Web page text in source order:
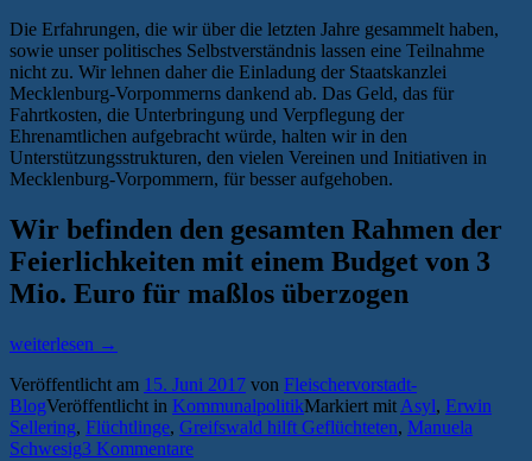
Die Erfahrungen, die wir über die letzten Jahre gesammelt haben,
sowie unser politisches Selbstverständnis lassen eine Teilnahme
nicht zu. Wir lehnen daher die Einladung der Staatskanzlei
Mecklenburg-Vorpommerns dankend ab. Das Geld, das für
Fahrtkosten, die Unterbringung und Verpflegung der
Ehrenamtlichen aufgebracht würde, halten wir in den
Unterstützungsstrukturen, den vielen Vereinen und Initiativen in
Mecklenburg-Vorpommern, für besser aufgehoben.
Wir befinden den gesamten Rahmen der
Feierlichkeiten mit einem Budget von 3
Mio. Euro für maßlos überzogen
„Hilfe
Hilton:
Warum
„Greifswald
hilft
weiterlesen →
Veröffentlicht am 15. Juni 2017 von Fleischervorstadt-
BlogVeröffentlicht in KommunalpolitikMarkiert mit Asyl, Erwin
Sellering, Flüchtlinge, Greifswald hilft Geflüchteten, Manuela
Schwesig3 Kommentare